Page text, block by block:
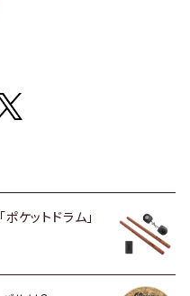
ケットドラム」